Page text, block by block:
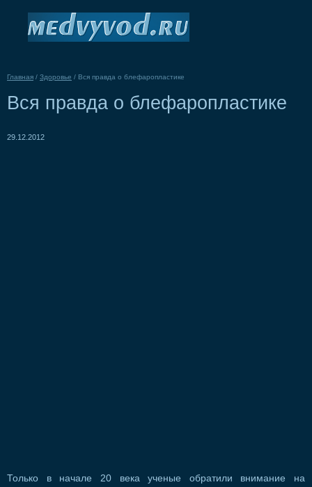
Главная / Здоровье / Вся правда о блефаропластике
Вся правда о блефаропластике
29.12.2012
Только в начале 20 века ученые обратили внимание на